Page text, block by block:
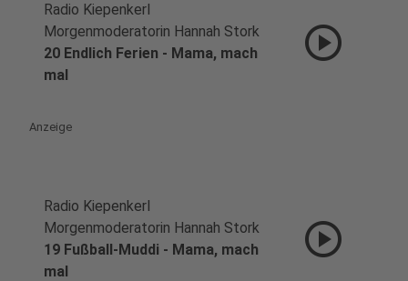
Radio Kiepenkerl
Morgenmoderatorin Hannah Stork
20 Endlich Ferien - Mama, mach
mal
play_circle
Anzeige
Radio Kiepenkerl
Morgenmoderatorin Hannah Stork
19 Fußball-Muddi - Mama, mach
mal
play_circle